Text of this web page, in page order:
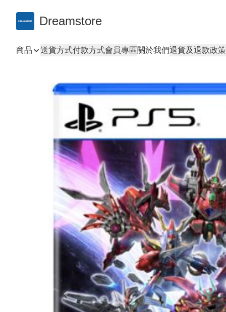
Dreamstore
商品 送貨方式付款方式會員專區關於我們退貨及退款政策